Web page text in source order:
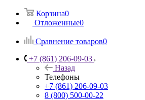
Корзина0
Отложенные0
Сравнение товаров0
+7 (861) 206-09-03
Назад
Телефоны
+7 (861) 206-09-03
8 (800) 500-00-22